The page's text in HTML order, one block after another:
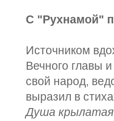
С "Рухнамой"
Источником
Вечного главы
свой народ,
выразил в
Душа крылатая